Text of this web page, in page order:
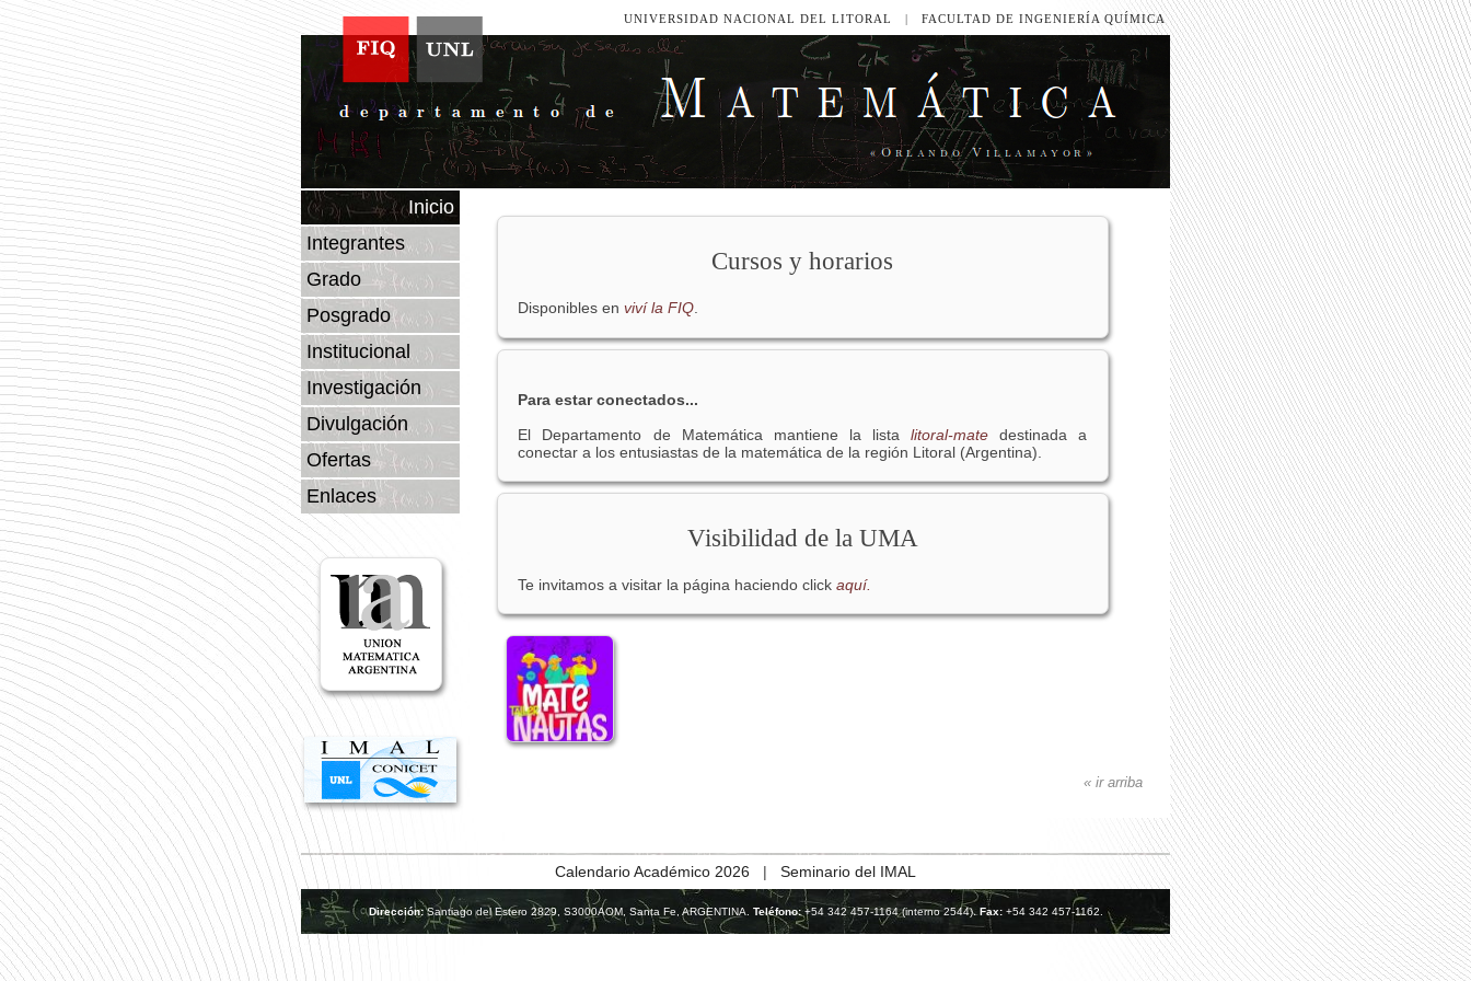
UNIVERSIDAD NACIONAL DEL LITORAL | FACULTAD DE INGENIERÍA QUÍMICA
Inicio
Integrantes
Grado
Posgrado
Institucional
Investigación
Divulgación
Ofertas
Enlaces
Cursos y horarios
Disponibles enviví la FIQ.
Para estar conectados...
El Departamento de Matemática mantiene la listalitoral-mate
destinada a
conectar a los entusiastas de la matemática de la región Litoral (Argentina).
Visibilidad de la UMA
Te invitamos a visitar la página haciendo clickaquí.
« ir arriba
Calendario Académico 2026 | Seminario del IMAL
Dirección:Santiago del Estero 2829, S3000AOM, Santa Fe, ARGENTINA. Teléfono:+54 342 457-1164 (interno 2544). Fax: +54 342 457-1162.